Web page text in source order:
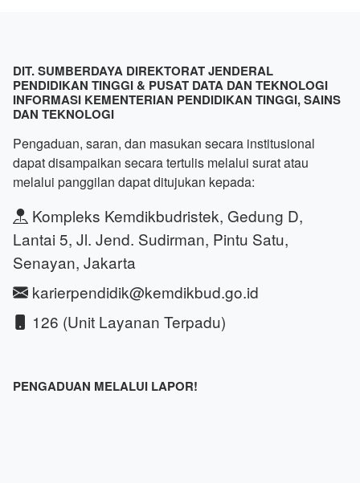
DIT. SUMBERDAYA DIREKTORAT JENDERAL
PENDIDIKAN TINGGI & PUSAT DATA DAN TEKNOLOGI
INFORMASI KEMENTERIAN PENDIDIKAN TINGGI, SAINS
DAN TEKNOLOGI
Pengaduan, saran, dan masukan secara institusional
dapat disampaikan secara tertulis melalui surat atau
melalui panggilan dapat ditujukan kepada:
Kompleks Kemdikbudristek, Gedung D,
Lantai 5, Jl. Jend. Sudirman, Pintu Satu,
Senayan, Jakarta
karierpendidik@kemdikbud.go.id
126 (Unit Layanan Terpadu)
PENGADUAN MELALUI LAPOR!